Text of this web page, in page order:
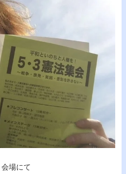
会場にて